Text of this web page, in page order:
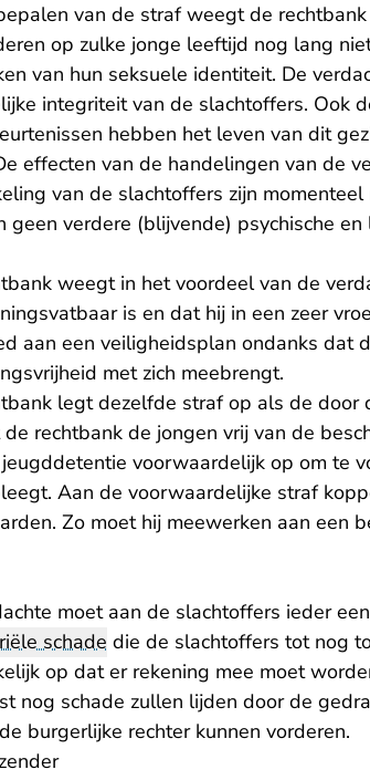
van de straf weegt de
op zulke jonge leeftijd nog lang
van hun seksuele identiteit. De
integriteit van de slachtoffers. Ook
hebben het leven van dit
effecten van de handelingen van de
van de slachtoffers zijn
geen verdere (blijvende) psychische
weegt in het voordeel van de
is en dat hij in een zeer
aan een veiligheidsplan ondanks dat
met zich meebrengt.
legt dezelfde straf op als de door
de rechtbank de jongen vrij van de
voorwaardelijk op om te
Aan de voorwaardelijke straf
Zo moet hij meewerken aan een
moet aan de slachtoffers ieder
schade die de slachtoffers tot nog
op dat er rekening mee moet
nog schade zullen lijden door de
burgerlijke rechter kunnen vorderen.